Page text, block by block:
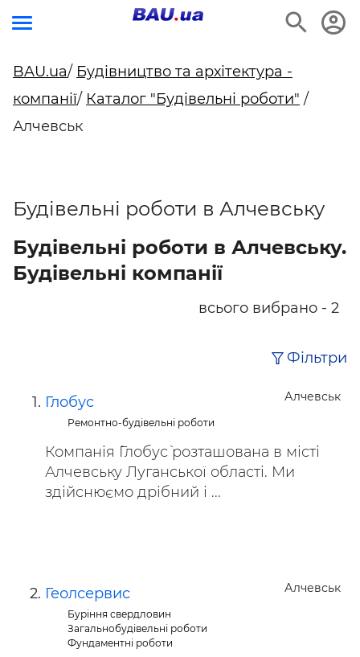
BAU.ua/ Будівництво та архітектура -
компанії/ Каталог "Будівельні роботи" /
Алчевськ
Будівельні роботи в Алчевську
Будівельні роботи в Алчевську.
Будівельні компанії
всього вибрано - 2
Фільтри
Алчевськ
Глобус
Ремонтно-будівельні роботи
Компанія `Глобус` розташована в місті
Алчевську Луганської області. Ми
здійснюємо дрібний і ...
Алчевськ
Геолсервис
Буріння свердловин
Загальнобудівельні роботи
Фундаментні роботи